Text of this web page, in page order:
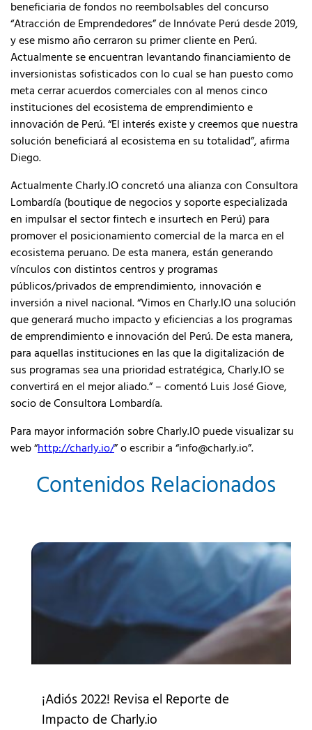
beneficiaria de fondos no reembolsables del concurso
“Atracción de Emprendedores” de Innóvate Perú desde 2019,
y ese mismo año cerraron su primer cliente en Perú.
Actualmente se encuentran levantando financiamiento de
inversionistas sofisticados con lo cual se han puesto como
meta cerrar acuerdos comerciales con al menos cinco
instituciones del ecosistema de emprendimiento e
innovación de Perú. “El interés existe y creemos que nuestra
solución beneficiará al ecosistema en su totalidad”, afirma
Diego.
Actualmente Charly.IO concretó una alianza con Consultora
Lombardía (boutique de negocios y soporte especializada
en impulsar el sector fintech e insurtech en Perú) para
promover el posicionamiento comercial de la marca en el
ecosistema peruano. De esta manera, están generando
vínculos con distintos centros y programas
públicos/privados de emprendimiento, innovación e
inversión a nivel nacional. “Vimos en Charly.IO una solución
que generará mucho impacto y eficiencias a los programas
de emprendimiento e innovación del Perú. De esta manera,
para aquellas instituciones en las que la digitalización de
sus programas sea una prioridad estratégica, Charly.IO se
convertirá en el mejor aliado.” – comentó Luis José Giove,
socio de Consultora Lombardía.
Para mayor información sobre Charly.IO puede visualizar su
web “http://charly.io/” o escribir a “info@charly.io”.
Contenidos Relacionados
¡Adiós 2022! Revisa el Reporte de
Impacto de Charly.io